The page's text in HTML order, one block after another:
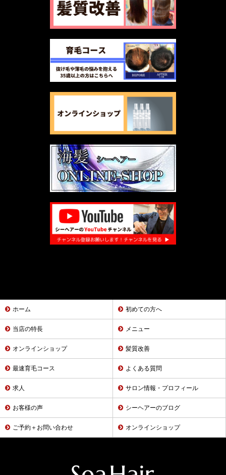
ホーム 初めての方へ
当店の特長 メニュー
オンラインショップ 髪質改善
最速育毛コース よくある質問
求人 サロン情報・プロフィール
お客様の声 シーヘアーのブログ
ご予約＋お問い合わせ オンラインショップ